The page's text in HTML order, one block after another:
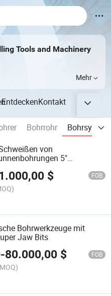
Tools and Machinery
Mehr
EntdeckenKontakt
Bohrrohr
von
5"
$ FOB
Bohrwerkzeuge mit
Jaw Bits
-80.000,00 $ FOB